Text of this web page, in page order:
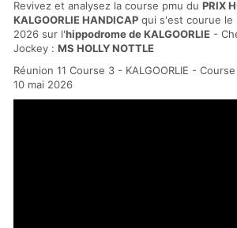
Revivez et analysez la course pmu du PRIX
KALGOORLIE HANDICAP qui s'est courue le
2026 sur l'hippodrome de KALGOORLIE -
Jockey : MS HOLLY NOTTLE
Réunion 11 Course 3 - KALGOORLIE -
10 mai 2026